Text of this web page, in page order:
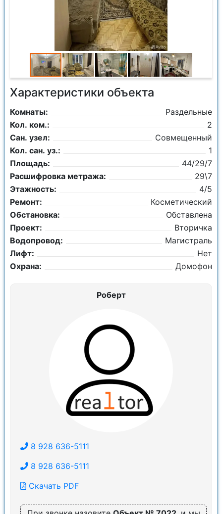
Характеристики объекта
Комнаты:
Раздельные
Кол. ком.:
2
Сан. узел:
Совмещенный
Кол. сан. уз.:
1
Площадь:
44/29/7
Расшифровка метража:
29\7
Этажность:
4/5
Ремонт:
Косметический
Обстановка:
Обставлена
Проект:
Вторичка
Водопровод:
Магистраль
Лифт:
Нет
Охрана:
Домофон
Роберт
8 928 636-5111
8 928 636-5111
Скачать PDF